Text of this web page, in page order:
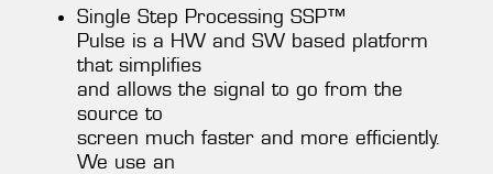
Single Step Processing SSP™
Pulse is a HW and SW based platform
that simplifies
and allows the signal to go from the
source to
screen much faster and more efficiently.
We use an